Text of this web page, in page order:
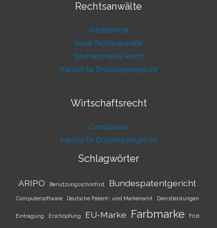
Rechtsanwälte
Arbeitsrecht
horak Rechtsanwälte
Internationales Recht
Kanzlei für Dropshippingrecht
Wirtschaftsrecht
Compliance
Kanzlei für Dropshippingrecht
Schlagwörter
ARIPO Benutzungsschonfrist Bundespatentgericht
Computersoftware Deutsche Patent- und Markenamt Dienstleistungen
Eintragung Erschöpfung EU-Marke Farbmarke Frist